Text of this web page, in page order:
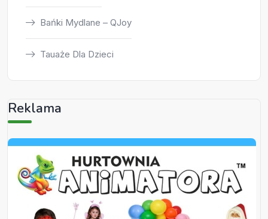
Bańki Mydlane – QJoy
Tauaże Dla Dzieci
Reklama